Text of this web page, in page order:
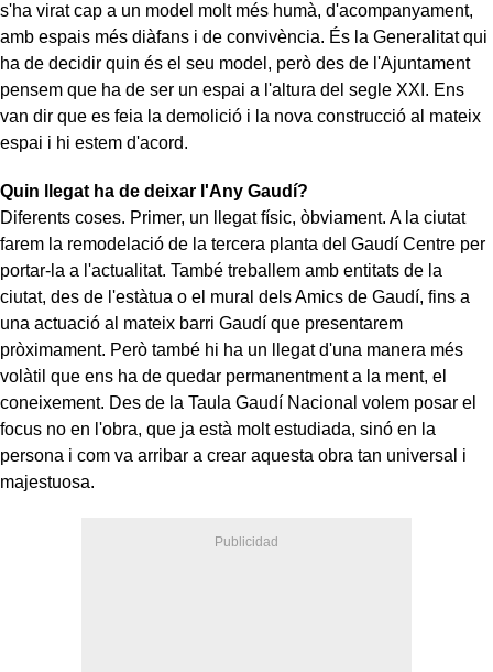
s'ha virat cap a un model molt més humà, d'acompanyament,
amb espais més diàfans i de convivència. És la Generalitat qui
ha de decidir quin és el seu model, però des de l'Ajuntament
pensem que ha de ser un espai a l'altura del segle XXI. Ens
van dir que es feia la demolició i la nova construcció al mateix
espai i hi estem d'acord.
Quin llegat ha de deixar l'Any Gaudí?
Diferents coses. Primer, un llegat físic, òbviament. A la ciutat
farem la remodelació de la tercera planta del Gaudí Centre per
portar-la a l'actualitat. També treballem amb entitats de la
ciutat, des de l'estàtua o el mural dels Amics de Gaudí, fins a
una actuació al mateix barri Gaudí que presentarem
pròximament. Però també hi ha un llegat d'una manera més
volàtil que ens ha de quedar permanentment a la ment, el
coneixement. Des de la Taula Gaudí Nacional volem posar el
focus no en l'obra, que ja està molt estudiada, sinó en la
persona i com va arribar a crear aquesta obra tan universal i
majestuosa.